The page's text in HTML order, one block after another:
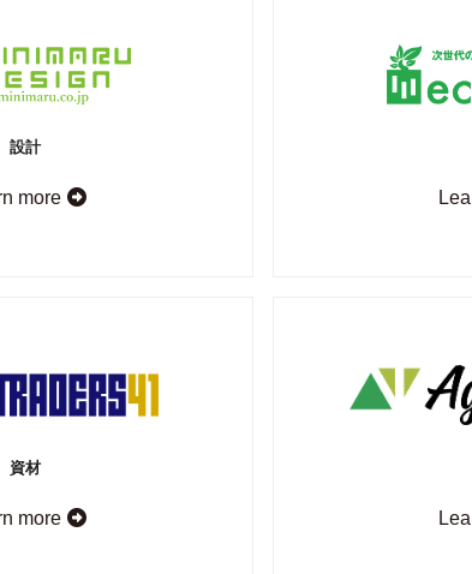
設計
more
資材
more